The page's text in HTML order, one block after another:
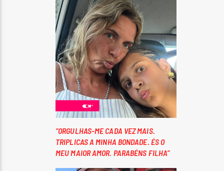
“ORGULHAS-ME CADA VEZ MAIS.
TRIPLICAS A MINHA BONDADE. ÉS O
MEU MAIOR AMOR. PARABÉNS FILHA”